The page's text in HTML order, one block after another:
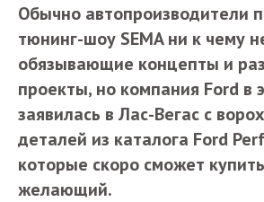
Обычно автопроизводители
тюнинг-шоу SEMA ни к чему
обязывающие концепты и
проекты, но компания Ford в
заявилась в Лас-Вегас с
деталей из каталога Ford
которые скоро сможет
желающий.